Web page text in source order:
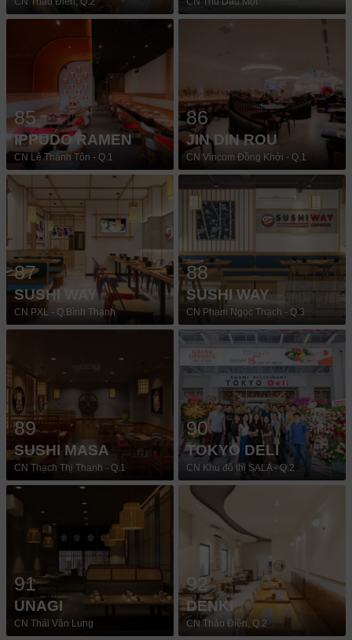
85
IPPUDO RAMEN
CN Lê Thánh Tôn - Q.1
86
JIN DIN ROU
CN Vincom Đồng Khởi - Q.1
87
SUSHI WAY
CN PXL - Q.Bình Thạnh
88
SUSHI WAY
CN Phạm Ngọc Thạch - Q.3
89
SUSHI MASA
CN Thạch Thị Thanh - Q.1
90
TOKYO DELI
CN Khu đô thị SALA - Q.2
91
UNAGI
CN Thái Văn Lung
92
DENKI
CN Thảo Điền, Q.2